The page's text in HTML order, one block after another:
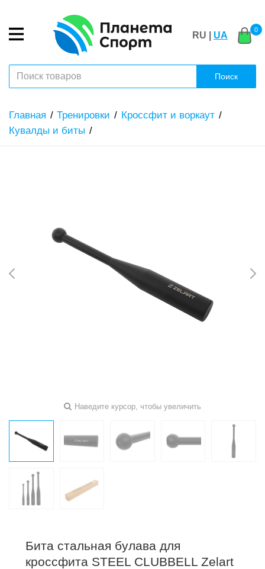
RU | UA
0
Поиск
Главная Тренировки
Кроссфит и воркаут
Кувалды и биты
Наведите курсор, чтобы увеличить
Бита стальная булава для
кроссфита STEEL CLUBBELL Zelart